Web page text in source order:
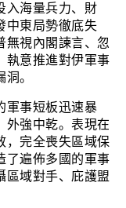
入海量兵力、財
中東局勢徹底失
無視內閣諫言、忽
執意推進對伊軍事
。
軍事短板迅速暴
外強中乾。表現在
，完全喪失區域保
了遍佈多國的軍事
區域對手、庇護盟